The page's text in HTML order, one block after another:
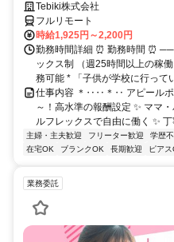
Tebiki株式会社
フルリモート
時給1,925円～2,200円
勤務時間詳細 ⏰ 勤務時間
ックス制 （週25時間以上の稼
務可能 * 「子供が学校に行って
仕事内容 ＊‥‥＊‥ アピール
～！高水準の報酬設定 ✨ ママ
ルフレックスで自由に働く ✨
主婦・主夫歓迎 フリーター歓迎 学歴
在宅OK
ブランクOK 長期歓迎 ピアス
業務委託